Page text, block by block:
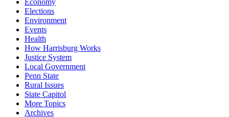
Economy
Elections
Environment
Events
Health
How Harrisburg Works
Justice System
Local Government
Penn State
Rural Issues
State Capitol
More Topics
Archives